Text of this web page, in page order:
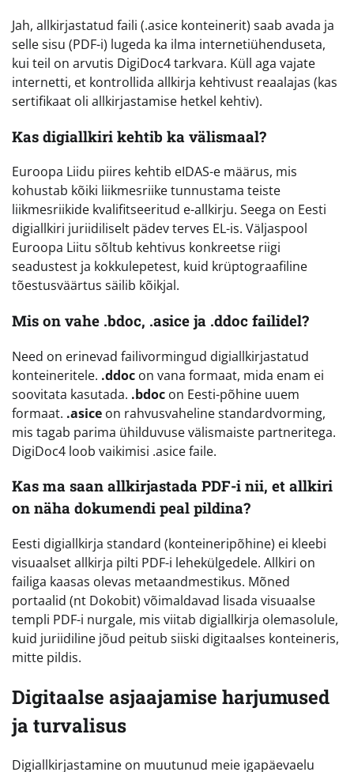
Jah, allkirjastatud faili (.asice konteinerit) saab avada ja
selle sisu (PDF-i) lugeda ka ilma internetiühenduseta,
kui teil on arvutis DigiDoc4 tarkvara. Küll aga vajate
internetti, et kontrollida allkirja kehtivust reaalajas (kas
sertifikaat oli allkirjastamise hetkel kehtiv).
Kas digiallkiri kehtib ka välismaal?
Euroopa Liidu piires kehtib eIDAS-e määrus, mis
kohustab kõiki liikmesriike tunnustama teiste
liikmesriikide kvalifitseeritud e-allkirju. Seega on Eesti
digiallkiri juriidiliselt pädev terves EL-is. Väljaspool
Euroopa Liitu sõltub kehtivus konkreetse riigi
seadustest ja kokkulepetest, kuid krüptograafiline
tõestusväärtus säilib kõikjal.
Mis on vahe .bdoc, .asice ja .ddoc failidel?
Need on erinevad failivormingud digiallkirjastatud
konteineritele. .ddoc on vana formaat, mida enam ei
soovitata kasutada. .bdoc on Eesti-põhine uuem
formaat. .asice on rahvusvaheline standardvorming,
mis tagab parima ühilduvuse välismaiste partneritega.
DigiDoc4 loob vaikimisi .asice faile.
Kas ma saan allkirjastada PDF-i nii, et allkiri
on näha dokumendi peal pildina?
Eesti digiallkirja standard (konteineripõhine) ei kleebi
visuaalset allkirja pilti PDF-i lehekülgedele. Allkiri on
failiga kaasas olevas metaandmestikus. Mõned
portaalid (nt Dokobit) võimaldavad lisada visuaalse
templi PDF-i nurgale, mis viitab digiallkirja olemasolule,
kuid juriidiline jõud peitub siiski digitaalses konteineris,
mitte pildis.
Digitaalse asjaajamise harjumused
ja turvalisus
Digiallkirjastamine on muutunud meie igapäevaelu